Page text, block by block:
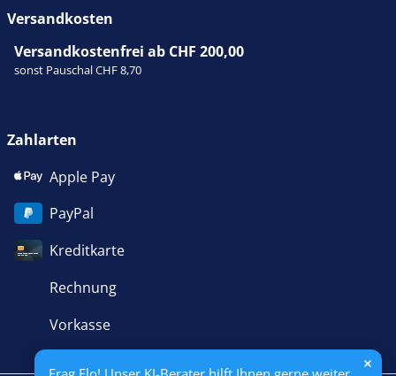
Versandkosten
Versandkostenfrei ab CHF 200,00
sonst Pauschal CHF 8,70
Zahlarten
Apple Pay
PayPal
Kreditkarte
Rechnung
Vorkasse